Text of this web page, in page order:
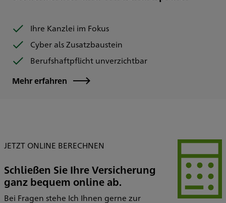
Ihre Kanzlei im Fokus
Cyber als Zusatzbaustein
Berufshaftpflicht unverzichtbar
Mehr erfahren
JETZT ONLINE BERECHNEN
Schließen Sie Ihre Versicherung
ganz bequem online ab.
Bei Fragen stehe Ich Ihnen gerne zur